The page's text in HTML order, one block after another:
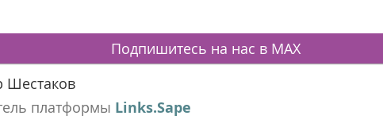
Подпишитесь на нас в MAX
Шестаков
платформы Links.Sape